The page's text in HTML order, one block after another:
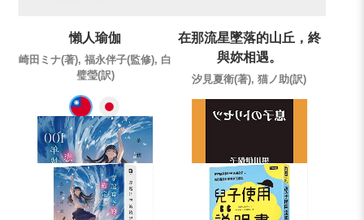
懶人瑜伽
崎田ミナ(著), 福永伴子(監修), 白
璧瑩(訳)
在那流星墜落的山丘，終
與妳相遇。
汐見夏衛(著), 猫ノ助(訳)